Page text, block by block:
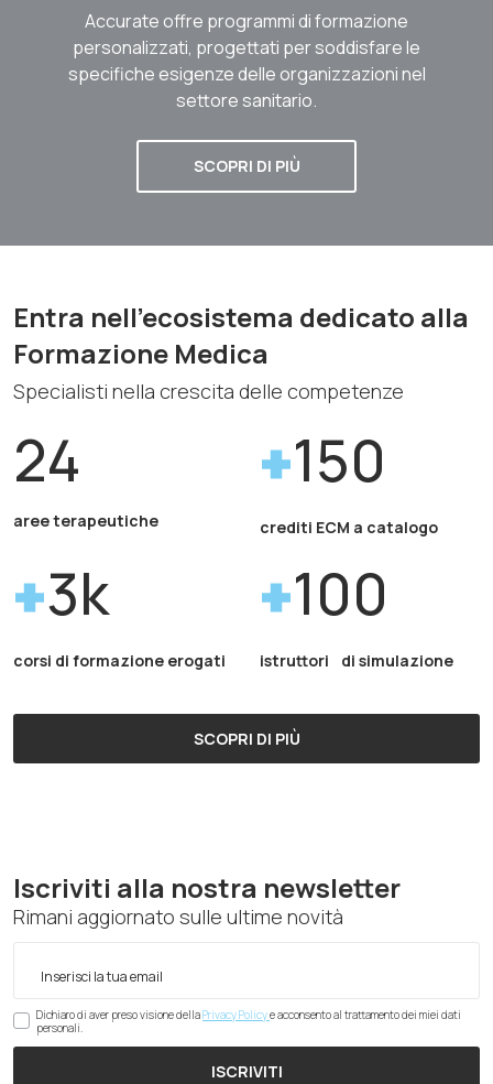
Accurate offre programmi di formazione
personalizzati, progettati per soddisfare le
specifiche esigenze delle organizzazioni nel
settore sanitario.
SCOPRI DI PIÙ
Entra nell'ecosistema dedicato alla
Formazione Medica
Specialisti nella crescita delle competenze
24
aree terapeutiche
150
crediti ECM a catalogo
3k
corsi di formazione erogati
100
istruttori di simulazione
SCOPRI DI PIÙ
Iscriviti alla nostra newsletter
Rimani aggiornato sulle ultime novità
Dichiaro di aver preso visione dellaPrivacy Policye acconsento al trattamento dei miei dati
personali.
ISCRIVITI